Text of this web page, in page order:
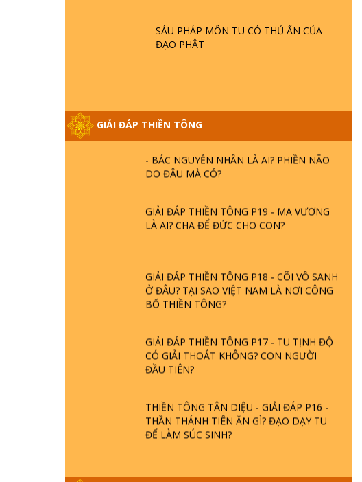
SÁU PHÁP MÔN TU CÓ THỦ ẤN CỦA
ĐẠO PHẬT
GIẢI ĐÁP THIỀN TÔNG
SAO ĐỨC PHẬT BƯỚC ĐI 7 BƯỚC TRÊN
HOA SEN ? | TTTD
GIẢI ĐÁP THIỀN TÔNG ĐẶC BIỆT PHẦN 20
- BÁC NGUYỄN NHÂN LÀ AI? PHIỀN NÃO
DO ĐÂU MÀ CÓ?
GIẢI ĐÁP THIỀN TÔNG P19 - MA VƯƠNG
LÀ AI? CHA ĐỂ ĐỨC CHO CON?
GIẢI ĐÁP THIỀN TÔNG P18 - CÕI VÔ SANH
Ở ĐÂU? TẠI SAO VIỆT NAM LÀ NƠI CÔNG
BỐ THIỀN TÔNG?
GIẢI ĐÁP THIỀN TÔNG P17 - TU TỊNH ĐỘ
CÓ GIẢI THOÁT KHÔNG? CON NGƯỜI
ĐẦU TIÊN?
THIỀN TÔNG TÂN DIỆU - GIẢI ĐÁP P16 -
THẦN THÁNH TIÊN ĂN GÌ? ĐẠO DẠY TU
ĐỂ LÀM SÚC SINH?
LOÀI CÔ HỒN - GIÁO LÝ ĐẠO PHẬT KHI